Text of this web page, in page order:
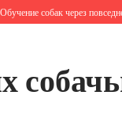
собак через